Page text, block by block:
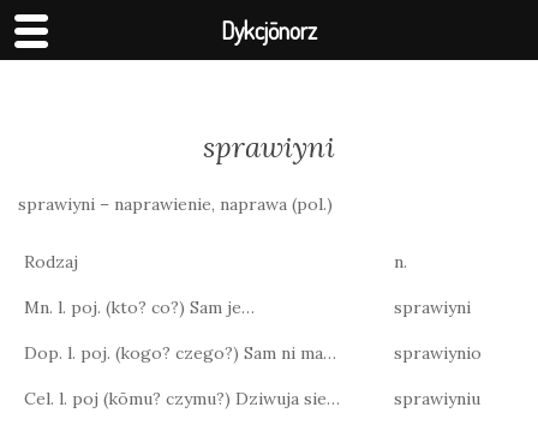
sprawiyni
sprawiyni – naprawienie, naprawa (pol.)
Rodzaj n.
Mn. l. poj. (kto? co?) Sam je… sprawiyni
Dop. l. poj. (kogo? czego?) Sam ni ma… sprawiynio
Cel. l. poj (kōmu? czymu?) Dziwuja sie… sprawiyniu
Dykcjōnorz